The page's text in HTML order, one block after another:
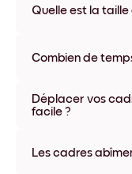
Quelle est la
matériaux et coloris
Combien de
généralement une
certains pays. Un
Déplacer vos
facile ?
l'infini, sans abîmer
Les cadres